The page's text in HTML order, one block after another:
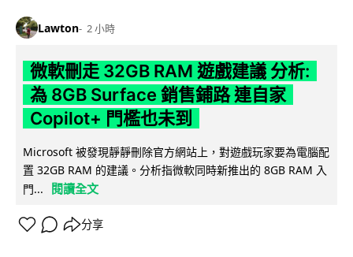
Lawton 2 小時
微軟刪走 32GB RAM 遊戲建議 分析:
為 8GB Surface 銷售鋪路 連自家
Copilot+ 門檻也未到
Microsoft 被發現靜靜刪除官方網站上，對遊戲玩家要為電腦配
置 32GB RAM 的建議。分析指微軟同時新推出的 8GB RAM 入
門...
閱讀全文
分享